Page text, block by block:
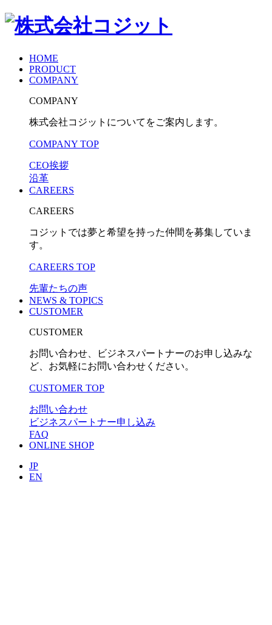
HOME
PRODUCT
COMPANY
COMPANY
株式会社コジットについてをご案内します。
COMPANY TOP
CEO挨拶
沿革
CAREERS
CAREERS
コジットでは夢と希望を持った仲間を募集していま
す。
CAREERS TOP
先輩たちの声
NEWS & TOPICS
CUSTOMER
CUSTOMER
お問い合わせ、ビジネスパートナーのお申し込みな
ど、お気軽にお問い合わせください。
CUSTOMER TOP
お問い合わせ
ビジネスパートナー申し込み
FAQ
ONLINE SHOP
JP
EN